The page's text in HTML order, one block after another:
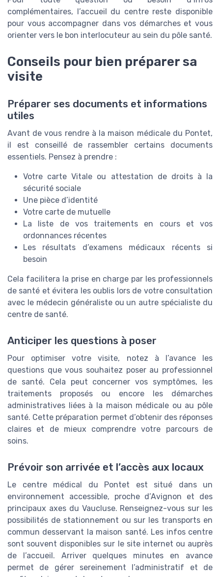
complémentaires, l’accueil du centre reste disponible
pour vous accompagner dans vos démarches et vous
orienter vers le bon interlocuteur au sein du pôle santé.
Conseils pour bien préparer sa
visite
Préparer ses documents et informations
utiles
Avant de vous rendre à la maison médicale du Pontet,
il est conseillé de rassembler certains documents
essentiels. Pensez à prendre :
Votre carte Vitale ou attestation de droits à la
sécurité sociale
Une pièce d’identité
Votre carte de mutuelle
La liste de vos traitements en cours et vos
ordonnances récentes
Les résultats d’examens médicaux récents si
besoin
Cela facilitera la prise en charge par les professionnels
de santé et évitera les oublis lors de votre consultation
avec le médecin généraliste ou un autre spécialiste du
centre de santé.
Anticiper les questions à poser
Pour optimiser votre visite, notez à l’avance les
questions que vous souhaitez poser au professionnel
de santé. Cela peut concerner vos symptômes, les
traitements proposés ou encore les démarches
administratives liées à la maison médicale ou au pôle
santé. Cette préparation permet d’obtenir des réponses
claires et de mieux comprendre votre parcours de
soins.
Prévoir son arrivée et l’accès aux locaux
Le centre médical du Pontet est situé dans un
environnement accessible, proche d’Avignon et des
principaux axes du Vaucluse. Renseignez-vous sur les
possibilités de stationnement ou sur les transports en
commun desservant la maison santé. Les infos centre
sont souvent disponibles sur le site internet ou auprès
de l’accueil. Arriver quelques minutes en avance
permet de gérer sereinement l’administratif et de